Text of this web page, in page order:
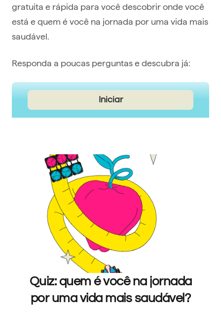
gratuita e rápida para você descobrir onde você
está e quem é você na jornada por uma vida mais
saudável.
Responda a poucas perguntas e descubra já: